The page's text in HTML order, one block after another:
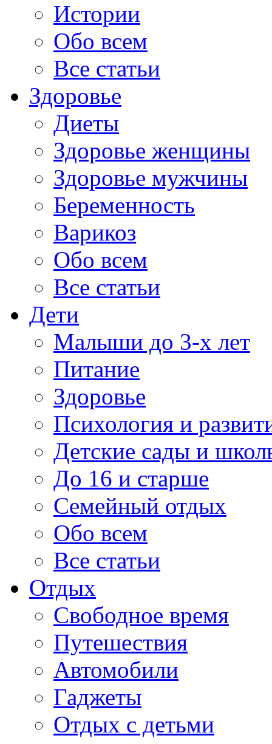
Истории
Обо всем
Все статьи
Здоровье
Диеты
Здоровье женщины
Здоровье мужчины
Беременность
Варикоз
Обо всем
Все статьи
Дети
Малыши до 3-х лет
Питание
Здоровье
Психология и
Детские сады и
До 16 и старше
Семейный отдых
Обо всем
Все статьи
Отдых
Свободное время
Путешествия
Автомобили
Гаджеты
Отдых с детьми